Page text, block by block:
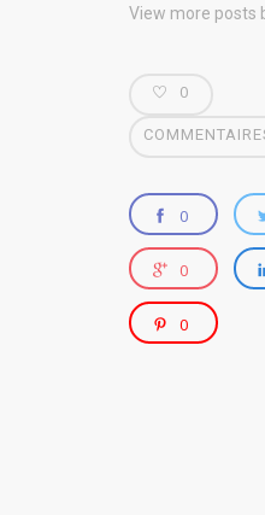
View more posts
0
0
0
0